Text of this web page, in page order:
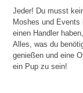
Jeder! Du musst
Moshes und
einen Handler
Alles, was du
genießen und eine
ein Pup zu sein!